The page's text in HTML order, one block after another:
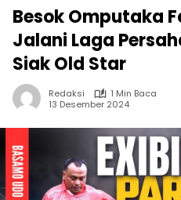
Besok Omputaka
Jalani Laga
Siak Old Star
Redaksi
1 Min Baca
13 Desember 2024